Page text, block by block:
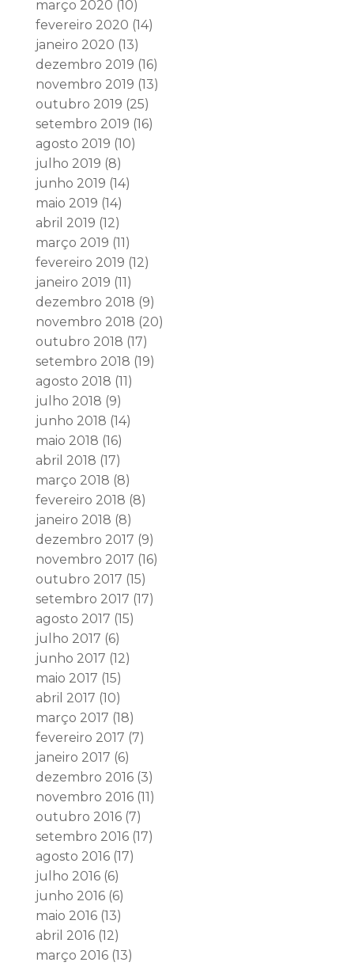
março 2020 (10)
fevereiro 2020 (14)
janeiro 2020 (13)
dezembro 2019 (16)
novembro 2019 (13)
outubro 2019 (25)
setembro 2019 (16)
agosto 2019 (10)
julho 2019 (8)
junho 2019 (14)
maio 2019 (14)
abril 2019 (12)
março 2019 (11)
fevereiro 2019 (12)
janeiro 2019 (11)
dezembro 2018 (9)
novembro 2018 (20)
outubro 2018 (17)
setembro 2018 (19)
agosto 2018 (11)
julho 2018 (9)
junho 2018 (14)
maio 2018 (16)
abril 2018 (17)
março 2018 (8)
fevereiro 2018 (8)
janeiro 2018 (8)
dezembro 2017 (9)
novembro 2017 (16)
outubro 2017 (15)
setembro 2017 (17)
agosto 2017 (15)
julho 2017 (6)
junho 2017 (12)
maio 2017 (15)
abril 2017 (10)
março 2017 (18)
fevereiro 2017 (7)
janeiro 2017 (6)
dezembro 2016(3)
novembro 2016(11)
outubro 2016(7)
setembro 2016(17)
agosto 2016(17)
julho 2016(6)
junho 2016(6)
maio 2016(13)
abril 2016(12)
março 2016(13)